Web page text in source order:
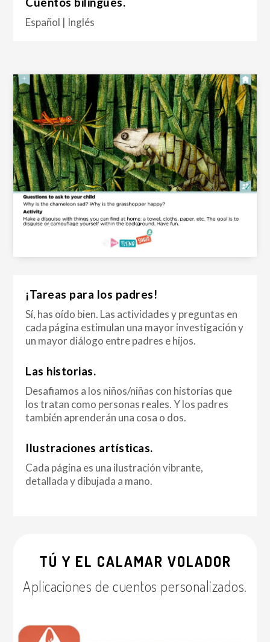
Español | Inglés
¡Tareas para los padres!
Sí, has oído bien. Las actividades y preguntas en
cada página estimulan una mayor investigación y
un mayor diálogo entre padres e hijos.
Las historias.
Desafiamos a los niños/niñas con historias que
los tratan como personas reales. Y los padres
también aprenderán una cosa o dos.
Ilustraciones artísticas.
Cada página es una ilustración vibrante,
detallada y dibujada a mano.
TÚ Y EL CALAMAR VOLADOR
Aplicaciones de cuentos personalizados.